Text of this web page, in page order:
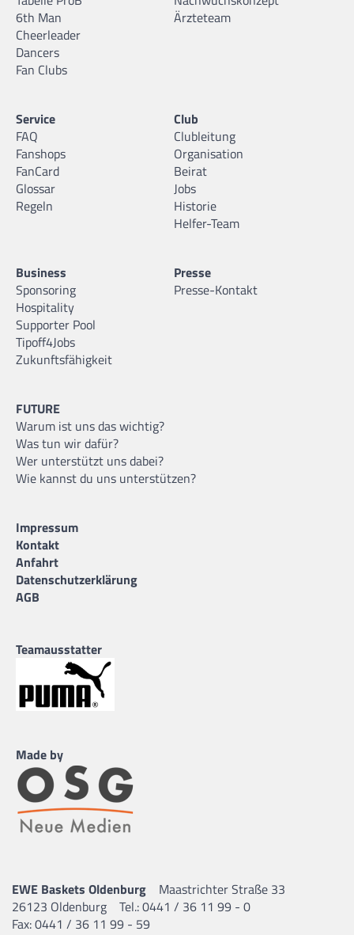
6th Man
Cheerleader
Dancers
Fan Clubs
Ärzteteam
Service
FAQ
Fanshops
FanCard
Glossar
Regeln
Club
Clubleitung
Organisation
Beirat
Jobs
Historie
Helfer-Team
Business
Sponsoring
Hospitality
Supporter Pool
Tipoff4Jobs
Zukunftsfähigkeit
Presse
Presse-Kontakt
FUTURE
Warum ist uns das wichtig?
Was tun wir dafür?
Wer unterstützt uns dabei?
Wie kannst du uns unterstützen?
Impressum
Kontakt
Anfahrt
Datenschutzerklärung
AGB
Teamausstatter
Made by
EWE Baskets Oldenburg
Maastrichter Straße 33
26123 Oldenburg
Tel.: 0441 / 36 11 99 - 0
Fax: 0441 / 36 11 99 - 59